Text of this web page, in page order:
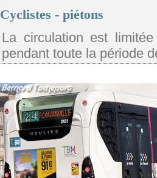
Cyclistes - piétons
La circulation est
pendant toute la période